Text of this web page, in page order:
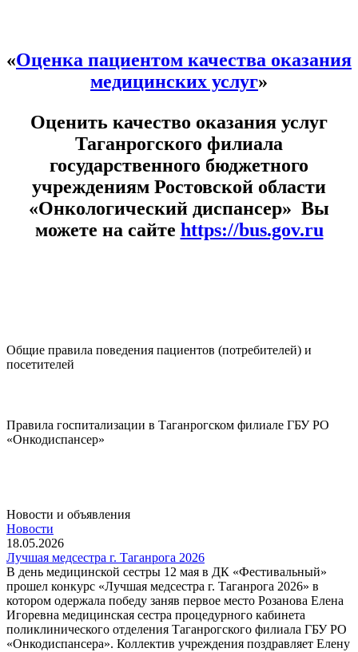
«Оценка пациентом качества оказания
медицинских услуг»
Оценить качество оказания услуг
Таганрогского филиала
государственного бюджетного
учреждениям Ростовской области
«Онкологический диспансер» Вы
можете на сайте https://bus.gov.ru
Общие правила поведения пациентов (потребителей) и
посетителей
Правила госпитализации в Таганрогском филиале ГБУ РО
«Онкодиспансер»
Новости и объявления
Новости
18.05.2026
Лучшая медсестра г. Таганрога 2026
В день медицинской сестры 12 мая в ДК «Фестивальный»
прошел конкурс «Лучшая медсестра г. Таганрога 2026» в
котором одержала победу заняв первое место Розанова Елена
Игоревна медицинская сестра процедурного кабинета
поликлинического отделения Таганрогского филиала ГБУ РО
«Онкодиспансера». Коллектив учреждения поздравляет Елену